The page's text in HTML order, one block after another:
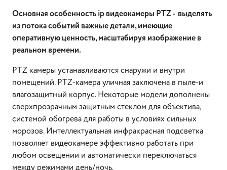
Основная особенность ip видеокамеры PTZ - выделять
из потока событий важные детали, имеющие
оперативную ценность, масштабируя изображение в
реальном времени.
PTZ камеры устанавливаются снаружи и внутри
помещений. PTZ-камера уличная заключена в пыле-и
влагозащитный корпус. Некоторые модели дополнены
сверхпрозрачным защитным стеклом для объектива,
системой обогрева для работы в условиях сильных
морозов. Интеллектуальная инфракрасная подсветка
позволяет видеокамере эффективно работать при
любом освещении и автоматически переключаться